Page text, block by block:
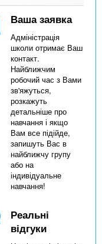
Ваша заявка
Адміністрація
школи отримає Ваш
контакт.
Найближчим
робочий час з Вами
зв'яжуться,
розкажуть
детальніше про
навчання і якщо
Вам все підійде,
запишуть Вас в
найближчу групу
або на
індивідуальне
навчання!
Реальні
відгуки